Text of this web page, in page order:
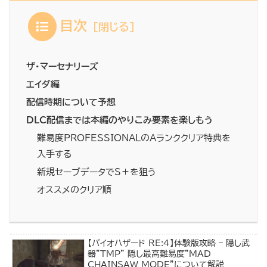
目次
ザ・マーセナリーズ
エイダ編
配信時期について予想
DLC配信までは本編のやりこみ要素を楽しもう
難易度PROFESSIONALのAランククリア特典を
入手する
新規セーブデータでS＋を狙う
オススメのクリア順
【バイオハザード RE:4】体験版攻略 – 隠し武
器”TMP” 隠し最高難易度”MAD
CHAINSAW MODE”について解説